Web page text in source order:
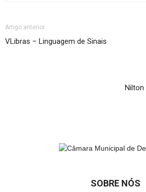
Artigo anterior
VLibras – Linguagem de Sinais
Nilton
SOBRE NÓS